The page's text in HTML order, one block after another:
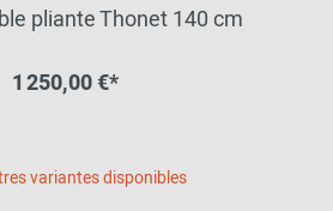
pliante Thonet 140 cm
1 250,00 €*
variantes disponibles